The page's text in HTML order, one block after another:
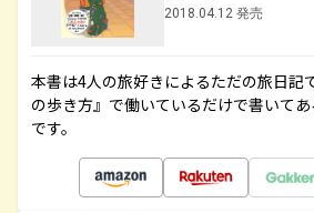
2018.04.12 発売
本書は4人の旅好きによるただの旅日記
の歩き方』で働いているだけで書いて
です。